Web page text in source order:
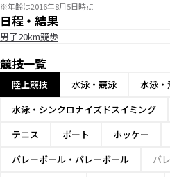
※年齢は2016年8月5日時点
日程・結果
男子20km競歩
競技一覧
陸上競技 水泳・競泳
水泳・
水泳・シンクロナイズドスイミング
テニス
ボート ホッケー
バレーボール・バレーボール
バ